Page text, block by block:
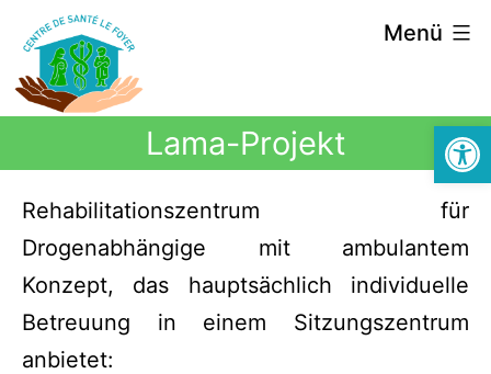
Menü
Lama-Projekt
Rehabilitationszentrum für
Drogenabhängige mit ambulantem
Konzept, das hauptsächlich individuelle
Betreuung in einem Sitzungszentrum
anbietet: